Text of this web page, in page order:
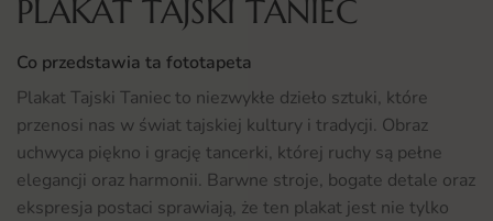
PLAKAT TAJSKI TANIEC
Co przedstawia ta fototapeta
Plakat Tajski Taniec to niezwykłe dzieło sztuki, które
przenosi nas w świat tajskiej kultury i tradycji. Obraz
uchwyca piękno i grację tancerki, której ruchy są pełne
elegancji oraz harmonii. Barwne stroje, bogate detale oraz
ekspresja postaci sprawiają, że ten plakat jest nie tylko